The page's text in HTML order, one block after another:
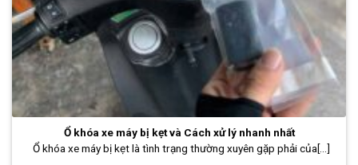
Ổ khóa xe máy bị kẹt và Cách xử lý nhanh nhất
Ổ khóa xe máy bị kẹt là tình trạng thường xuyên gặp phải của[...]